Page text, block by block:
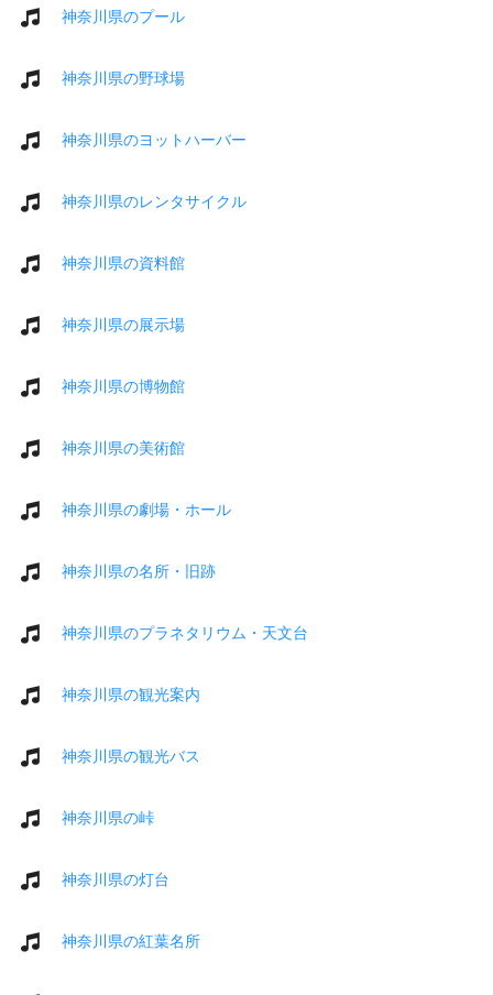
神奈川県のプール
神奈川県の野球場
神奈川県のヨットハーバー
神奈川県のレンタサイクル
神奈川県の資料館
神奈川県の展示場
神奈川県の博物館
神奈川県の美術館
神奈川県の劇場・ホール
神奈川県の名所・旧跡
神奈川県のプラネタリウム・天文台
神奈川県の観光案内
神奈川県の観光バス
神奈川県の峠
神奈川県の灯台
神奈川県の紅葉名所